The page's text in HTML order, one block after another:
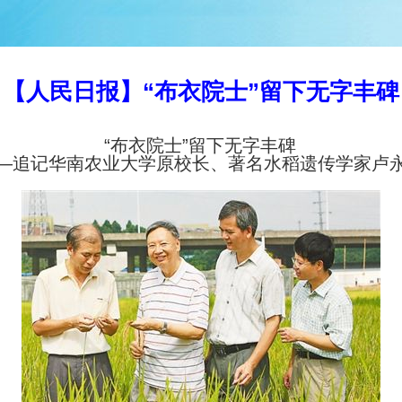
【人民日报】“布衣院士”留下无字丰碑
“布衣院士”留下无字丰碑
记华南农业大学原校长、著名水稻遗传学家卢